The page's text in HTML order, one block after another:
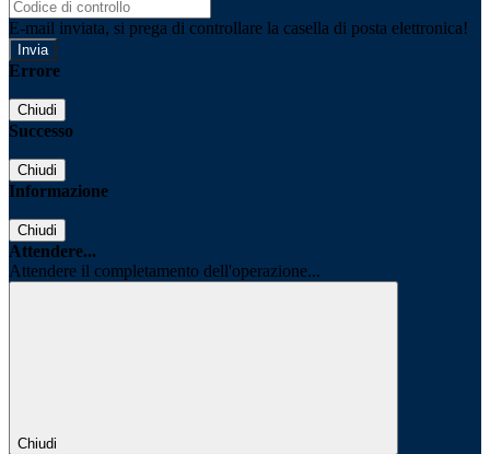
E-mail inviata, si prega di controllare la casella di posta elettronica!
Errore
Chiudi
Successo
Chiudi
Informazione
Chiudi
Attendere...
Attendere il completamento dell'operazione...
Chiudi